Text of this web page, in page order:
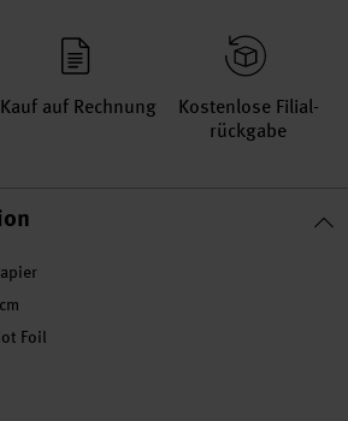
Kauf auf Rechnung
Kosten­lose Filial­
rückgabe
Foil